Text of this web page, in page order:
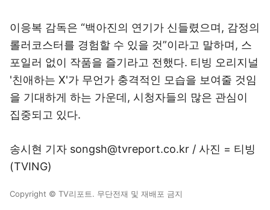
이응복 감독은 “백아진의 연기가 신들렸으며, 감정의
롤러코스터를 경험할 수 있을 것”이라고 말하며, 스
포일러 없이 작품을 즐기라고 전했다. 티빙 오리지널
'친애하는 X'가 무언가 충격적인 모습을 보여줄 것임
을 기대하게 하는 가운데, 시청자들의 많은 관심이
집중되고 있다.
송시현 기자 songsh@tvreport.co.kr / 사진 = 티빙
(TVING)
Copyright © TV리포트. 무단전재 및 재배포 금지